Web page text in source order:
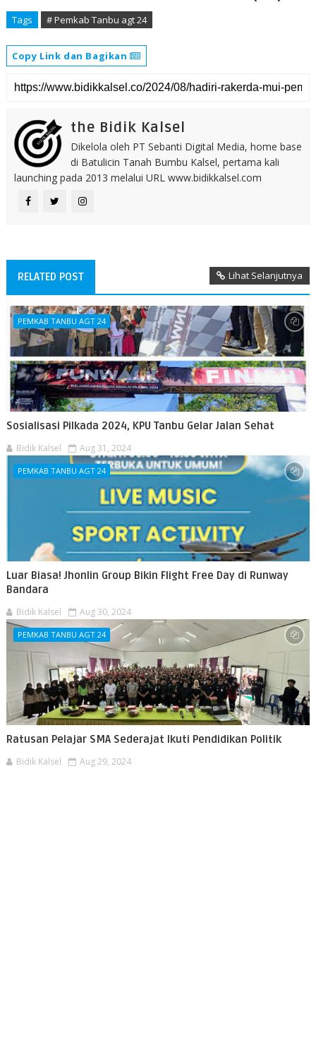
Tags # Pemkab Tanbu agt 24
Copy Link dan Bagikan
the Bidik Kalsel
Dikelola oleh PT Sebanti Digital Media, home base
di Batulicin Tanah Bumbu Kalsel, pertama kali
launching pada 2013 melalui URL www.bidikkalsel.com
RELATED POST Lihat Selanjutnya
PEMKAB TANBU AGT 24
Sosialisasi Pilkada 2024, KPU Tanbu Gelar Jalan Sehat
Bidik Kalsel Aug 31, 2024
PEMKAB TANBU AGT 24
Luar Biasa! Jhonlin Group Bikin Flight Free Day di Runway
Bandara
Bidik Kalsel Aug 30, 2024
PEMKAB TANBU AGT 24
Ratusan Pelajar SMA Sederajat Ikuti Pendidikan Politik
Bidik Kalsel Aug 29, 2024